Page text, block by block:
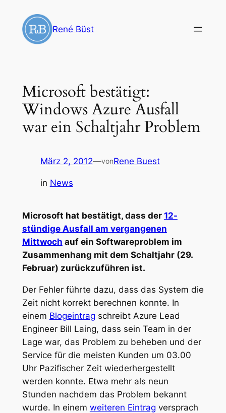
Inhalt
springen
René Büst
Microsoft bestätigt:
Windows Azure Ausfall
war ein Schaltjahr Problem
März 2, 2012—vonRene Buest
in News
Microsoft hat bestätigt, dass der 12-
stündige Ausfall am vergangenen
Mittwoch auf ein Softwareproblem im
Zusammenhang mit dem Schaltjahr (29.
Februar) zurückzuführen ist.
Der Fehler führte dazu, dass das System die
Zeit nicht korrekt berechnen konnte. In
einem Blogeintrag schreibt Azure Lead
Engineer Bill Laing, dass sein Team in der
Lage war, das Problem zu beheben und der
Service für die meisten Kunden um 03.00
Uhr Pazifischer Zeit wiederhergestellt
werden konnte. Etwa mehr als neun
Stunden nachdem das Problem bekannt
wurde. In einem weiteren Eintrag versprach